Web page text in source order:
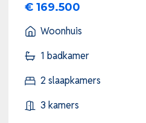
€ 169.500
Woonhuis
1 badkamer
2 slaapkamers
3 kamers